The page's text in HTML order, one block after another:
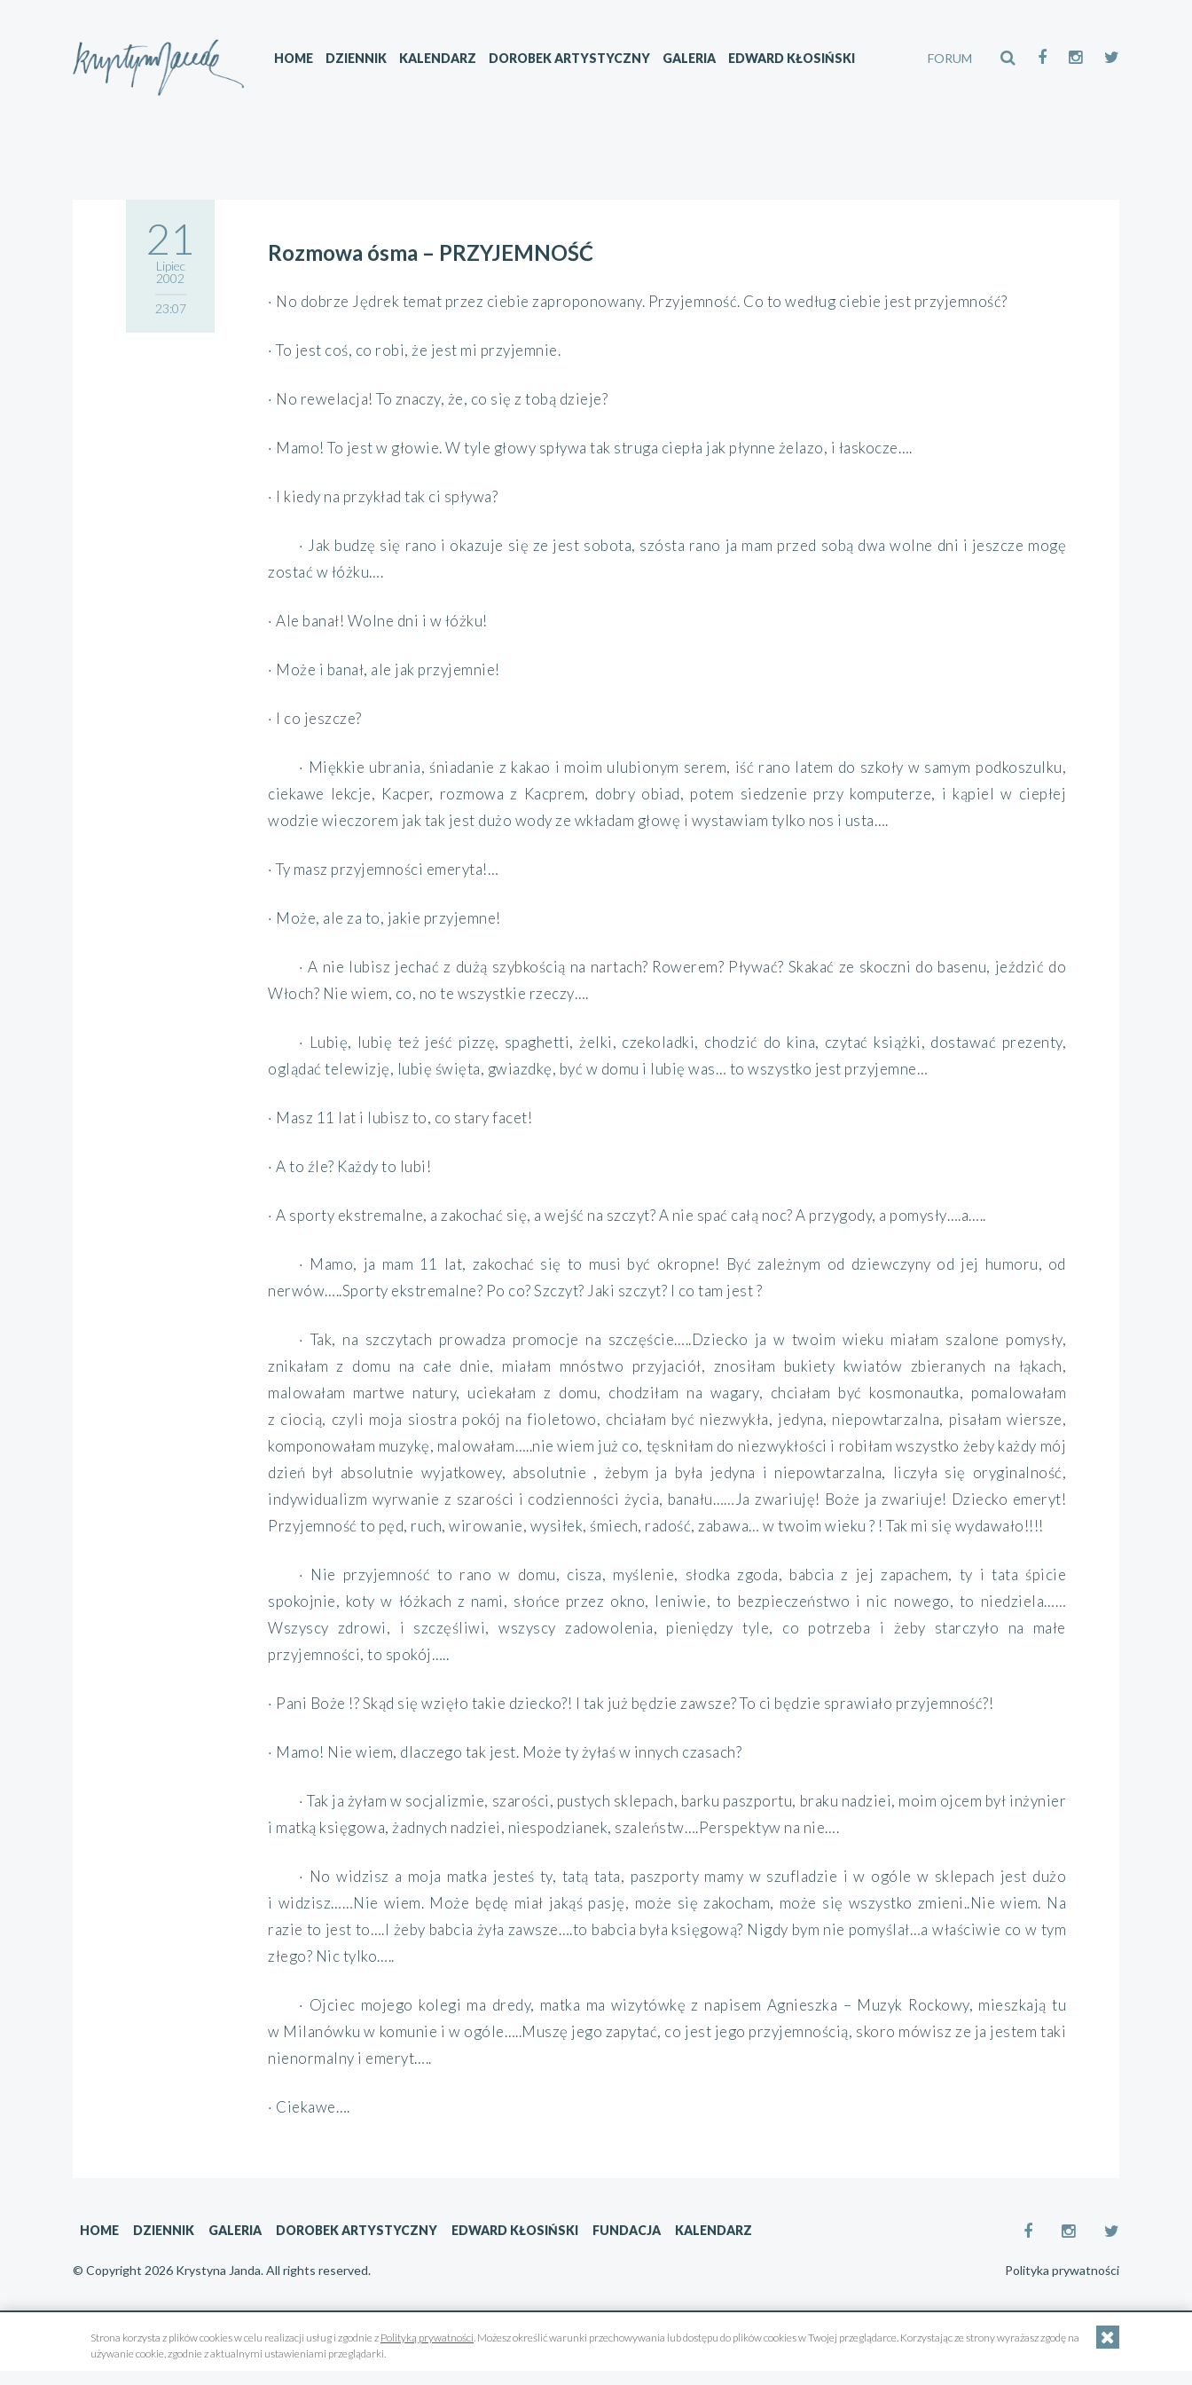
FORUM
HOME DZIENNIK KALENDARZ DOROBEK ARTYSTYCZNY GALERIA EDWARD KŁOSIŃSKI
21
Lipiec
2002
23:07
Rozmowa ósma – PRZYJEMNOŚĆ
· No dobrze Jędrek temat przez ciebie zaproponowany. Przyjemność. Co to według ciebie jest przyjemność?
· To jest coś, co robi, że jest mi przyjemnie.
· No rewelacja! To znaczy, że, co się z tobą dzieje?
· Mamo! To jest w głowie. W tyle głowy spływa tak struga ciepła jak płynne żelazo, i łaskocze….
· I kiedy na przykład tak ci spływa?
· Jak budzę się rano i okazuje się ze jest sobota, szósta rano ja mam przed sobą dwa wolne dni i jeszcze mogę
zostać w łóżku….
· Ale banał! Wolne dni i w łóżku!
· Może i banał, ale jak przyjemnie!
· I co jeszcze?
· Miękkie ubrania, śniadanie z kakao i moim ulubionym serem, iść rano latem do szkoły w samym podkoszulku,
ciekawe lekcje, Kacper, rozmowa z Kacprem, dobry obiad, potem siedzenie przy komputerze, i kąpiel w ciepłej
wodzie wieczorem jak tak jest dużo wody ze wkładam głowę i wystawiam tylko nos i usta….
· Ty masz przyjemności emeryta!…
· Może, ale za to, jakie przyjemne!
· A nie lubisz jechać z dużą szybkością na nartach? Rowerem? Pływać? Skakać ze skoczni do basenu, jeździć do
Włoch? Nie wiem, co, no te wszystkie rzeczy….
· Lubię, lubię też jeść pizzę, spaghetti, żelki, czekoladki, chodzić do kina, czytać książki, dostawać prezenty,
oglądać telewizję, lubię święta, gwiazdkę, być w domu i lubię was… to wszystko jest przyjemne…
· Masz 11 lat i lubisz to, co stary facet!
· A to źle? Każdy to lubi!
· A sporty ekstremalne, a zakochać się, a wejść na szczyt? A nie spać całą noc? A przygody, a pomysły….a…..
· Mamo, ja mam 11 lat, zakochać się to musi być okropne! Być zależnym od dziewczyny od jej humoru, od
nerwów…..Sporty ekstremalne? Po co? Szczyt? Jaki szczyt? I co tam jest ?
· Tak, na szczytach prowadza promocje na szczęście…..Dziecko ja w twoim wieku miałam szalone pomysły,
znikałam z domu na całe dnie, miałam mnóstwo przyjaciół, znosiłam bukiety kwiatów zbieranych na łąkach,
malowałam martwe natury, uciekałam z domu, chodziłam na wagary, chciałam być kosmonautka, pomalowałam
z ciocią, czyli moja siostra pokój na fioletowo, chciałam być niezwykła, jedyna, niepowtarzalna, pisałam wiersze,
komponowałam muzykę, malowałam…..nie wiem już co, tęskniłam do niezwykłości i robiłam wszystko żeby każdy mój
dzień był absolutnie wyjatkowey, absolutnie , żebym ja była jedyna i niepowtarzalna, liczyła się oryginalność,
indywidualizm wyrwanie z szarości i codzienności życia, banału……Ja zwariuję! Boże ja zwariuje! Dziecko emeryt!
Przyjemność to pęd, ruch, wirowanie, wysiłek, śmiech, radość, zabawa… w twoim wieku ? ! Tak mi się wydawało!!!!
· Nie przyjemność to rano w domu, cisza, myślenie, słodka zgoda, babcia z jej zapachem, ty i tata śpicie
spokojnie, koty w łóżkach z nami, słońce przez okno, leniwie, to bezpieczeństwo i nic nowego, to niedziela……
Wszyscy zdrowi, i szczęśliwi, wszyscy zadowolenia, pieniędzy tyle, co potrzeba i żeby starczyło na małe
przyjemności, to spokój…..
· Pani Boże !? Skąd się wzięło takie dziecko?! I tak już będzie zawsze? To ci będzie sprawiało przyjemność?!
· Mamo! Nie wiem, dlaczego tak jest. Może ty żyłaś w innych czasach?
· Tak ja żyłam w socjalizmie, szarości, pustych sklepach, barku paszportu, braku nadziei, moim ojcem był inżynier
i matką księgowa, żadnych nadziei, niespodzianek, szaleństw….Perspektyw na nie….
· No widzisz a moja matka jesteś ty, tatą tata, paszporty mamy w szufladzie i w ogóle w sklepach jest dużo
i widzisz……Nie wiem. Może będę miał jakąś pasję, może się zakocham, może się wszystko zmieni..Nie wiem. Na
razie to jest to….I żeby babcia żyła zawsze….to babcia była księgową? Nigdy bym nie pomyślał…a właściwie co w tym
złego? Nic tylko…..
· Ojciec mojego kolegi ma dredy, matka ma wizytówkę z napisem Agnieszka – Muzyk Rockowy, mieszkają tu
w Milanówku w komunie i w ogóle…..Muszę jego zapytać, co jest jego przyjemnością, skoro mówisz ze ja jestem taki
nienormalny i emeryt…..
· Ciekawe….
HOME DZIENNIK GALERIA DOROBEK ARTYSTYCZNY EDWARD KŁOSIŃSKI FUNDACJA KALENDARZ
Polityka prywatności
© Copyright 2026 Krystyna Janda. All rights reserved.
Strona korzysta z plików cookies w celu realizacji usług i zgodnie z Polityką prywatności. Możesz określić warunki przechowywania lub dostępu do plików cookies w Twojej przeglądarce. Korzystając ze strony wyrażasz zgodę na
używanie cookie, zgodnie z aktualnymi ustawieniami przeglądarki.